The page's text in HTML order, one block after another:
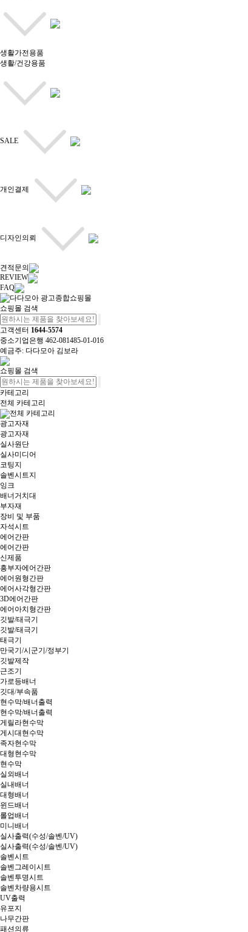
생활가전용품
생활/건강용품
SALE
개인결제
디자인의뢰
견적문의
REVIEW
FAQ
쇼핑몰 검색
고객센터 1644-5574
중소기업은행 462-081485-01-016
예금주: 다다모아 김보라
쇼핑몰 검색
카테고리
전체 카테고리
전체 카테고리
광고자재
광고자재
실사원단
실사미디어
코팅지
솔벤시트지
잉크
배너거치대
부자재
장비 및 부품
자석시트
에어간판
에어간판
신제품
흥부자에어간판
에어원형간판
에어사각형간판
3D에어간판
에어아치형간판
깃발/태극기
깃발/태극기
태극기
만국기/시군기/정부기
깃발제작
근조기
가로등배너
깃대/부속품
현수막/배너출력
현수막/배너출력
게릴라현수막
게시대현수막
족자현수막
대형현수막
현수막
실외배너
실내배너
대형배너
윈드배너
롤업배너
미니배너
실사출력(수성/솔벤/UV)
실사출력(수성/솔벤/UV)
솔벤시트
솔벤그레이시트
솔벤투명시트
솔벤차량용시트
UV출력
유포지
나무간판
패션의류